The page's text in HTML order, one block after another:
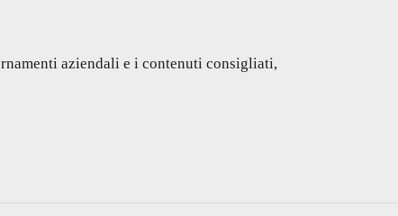
aziendali e i contenuti consigliati,